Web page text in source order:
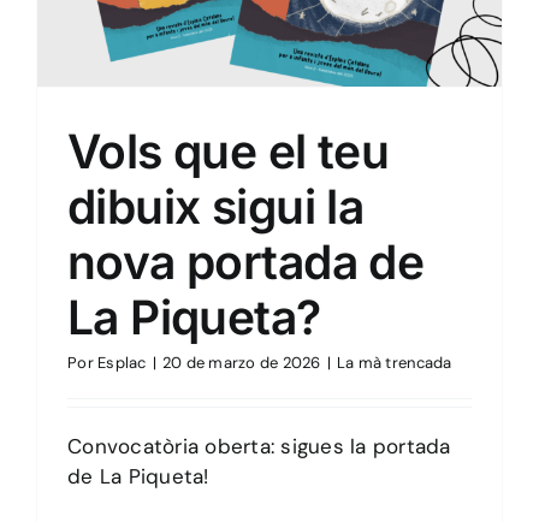
Vols que el teu
dibuix sigui la
nova portada de
La Piqueta?
Por Esplac | 20 de marzo de 2026 | La mà trencada
Convocatòria oberta: sigues la portada
de La Piqueta!